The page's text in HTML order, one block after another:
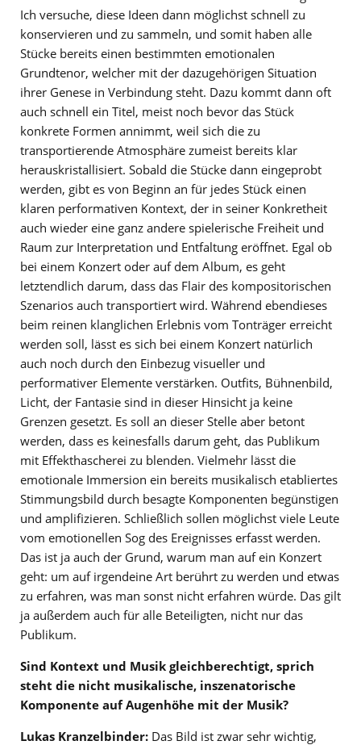
Ich versuche, diese Ideen dann möglichst schnell zu
konservieren und zu sammeln, und somit haben alle
Stücke bereits einen bestimmten emotionalen
Grundtenor, welcher mit der dazugehörigen Situation
ihrer Genese in Verbindung steht. Dazu kommt dann oft
auch schnell ein Titel, meist noch bevor das Stück
konkrete Formen annimmt, weil sich die zu
transportierende Atmosphäre zumeist bereits klar
herauskristallisiert. Sobald die Stücke dann eingeprobt
werden, gibt es von Beginn an für jedes Stück einen
klaren performativen Kontext, der in seiner Konkretheit
auch wieder eine ganz andere spielerische Freiheit und
Raum zur Interpretation und Entfaltung eröffnet. Egal ob
bei einem Konzert oder auf dem Album, es geht
letztendlich darum, dass das Flair des kompositorischen
Szenarios auch transportiert wird. Während ebendieses
beim reinen klanglichen Erlebnis vom Tonträger erreicht
werden soll, lässt es sich bei einem Konzert natürlich
auch noch durch den Einbezug visueller und
performativer Elemente verstärken. Outfits, Bühnenbild,
Licht, der Fantasie sind in dieser Hinsicht ja keine
Grenzen gesetzt. Es soll an dieser Stelle aber betont
werden, dass es keinesfalls darum geht, das Publikum
mit Effekthascherei zu blenden. Vielmehr lässt die
emotionale Immersion ein bereits musikalisch etabliertes
Stimmungsbild durch besagte Komponenten begünstigen
und amplifizieren. Schließlich sollen möglichst viele Leute
vom emotionellen Sog des Ereignisses erfasst werden.
Das ist ja auch der Grund, warum man auf ein Konzert
geht: um auf irgendeine Art berührt zu werden und etwas
zu erfahren, was man sonst nicht erfahren würde. Das gilt
ja außerdem auch für alle Beteiligten, nicht nur das
Publikum.
Sind Kontext und Musik gleichberechtigt, sprich
steht die nicht musikalische, inszenatorische
Komponente auf Augenhöhe mit der Musik?
Lukas Kranzelbinder: Das Bild ist zwar sehr wichtig,